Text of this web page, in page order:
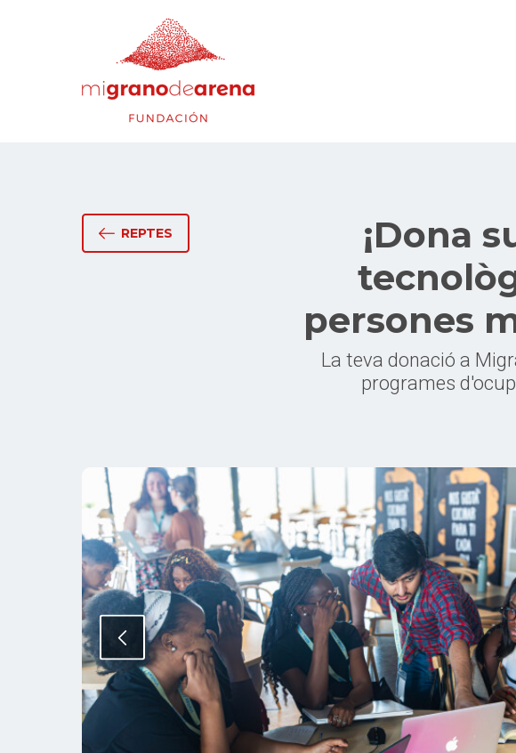
REPTES
¡Dona
persones
La teva donació a
programes